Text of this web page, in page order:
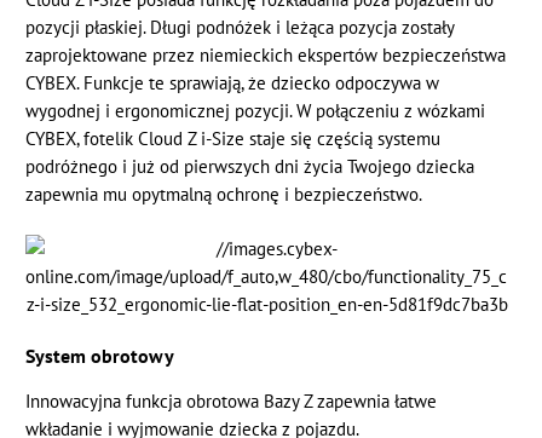
pozycji płaskiej. Długi podnóżek i leżąca pozycja zostały
zaprojektowane przez niemieckich ekspertów bezpieczeństwa
CYBEX. Funkcje te sprawiają, że dziecko odpoczywa w
wygodnej i ergonomicznej pozycji. W połączeniu z wózkami
CYBEX, fotelik Cloud Z i-Size staje się częścią systemu
podróżnego i już od pierwszych dni życia Twojego dziecka
zapewnia mu opytmalną ochronę i bezpieczeństwo.
System obrotowy
Innowacyjna funkcja obrotowa Bazy Z zapewnia łatwe
wkładanie i wyjmowanie dziecka z pojazdu.